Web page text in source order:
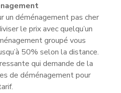
un déménagement pas cher
le prix avec quelqu’un
groupé vous
50% selon la distance.
qui demande de la
de déménagement pour